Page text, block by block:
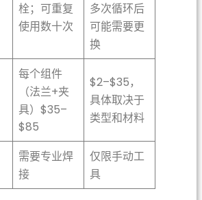
栓；可重复
使用数十次
多次循环后
可能需要更
换
每个组件
（法兰+夹
具）$35–
$85
$2–$35，
具体取决于
类型和材料
需要专业焊
接
仅限手动工
具